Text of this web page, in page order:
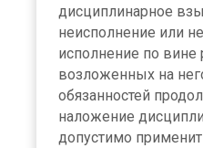
дисциплинарное
неисполнение или
исполнение по вине
возложенных на
обязанностей
наложение
допустимо